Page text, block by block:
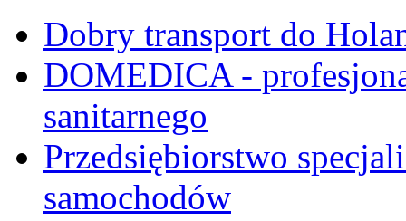
Dobry transport do
DOMEDICA -
sanitarnego
Przedsiębiorstwo
samochodów